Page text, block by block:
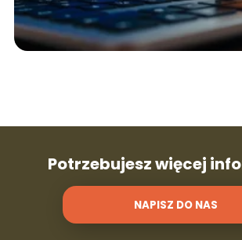
Potrzebujesz więcej
NAPISZ DO NAS